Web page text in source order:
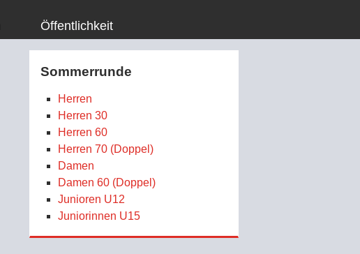
Öffentlichkeit
Sommerrunde
Herren
Herren 30
Herren 60
Herren 70 (Doppel)
Damen
Damen 60 (Doppel)
Junioren U12
Juniorinnen U15